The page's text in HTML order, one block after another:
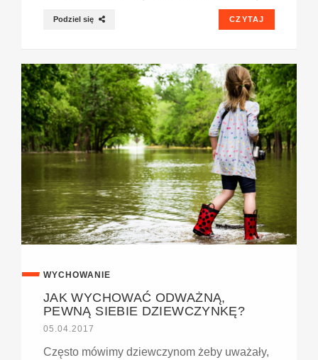
Podziel się CZYTAJ
WYCHOWANIE
JAK WYCHOWAĆ ODWAŻNĄ,
PEWNĄ SIEBIE DZIEWCZYNKĘ?
05.04.2017
Często mówimy dziewczynom żeby uważały,